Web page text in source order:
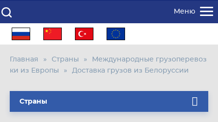
Меню
Главная Страны
Международные грузоперевоз
ки из Европы
Доставка грузов из Белоруссии
Страны